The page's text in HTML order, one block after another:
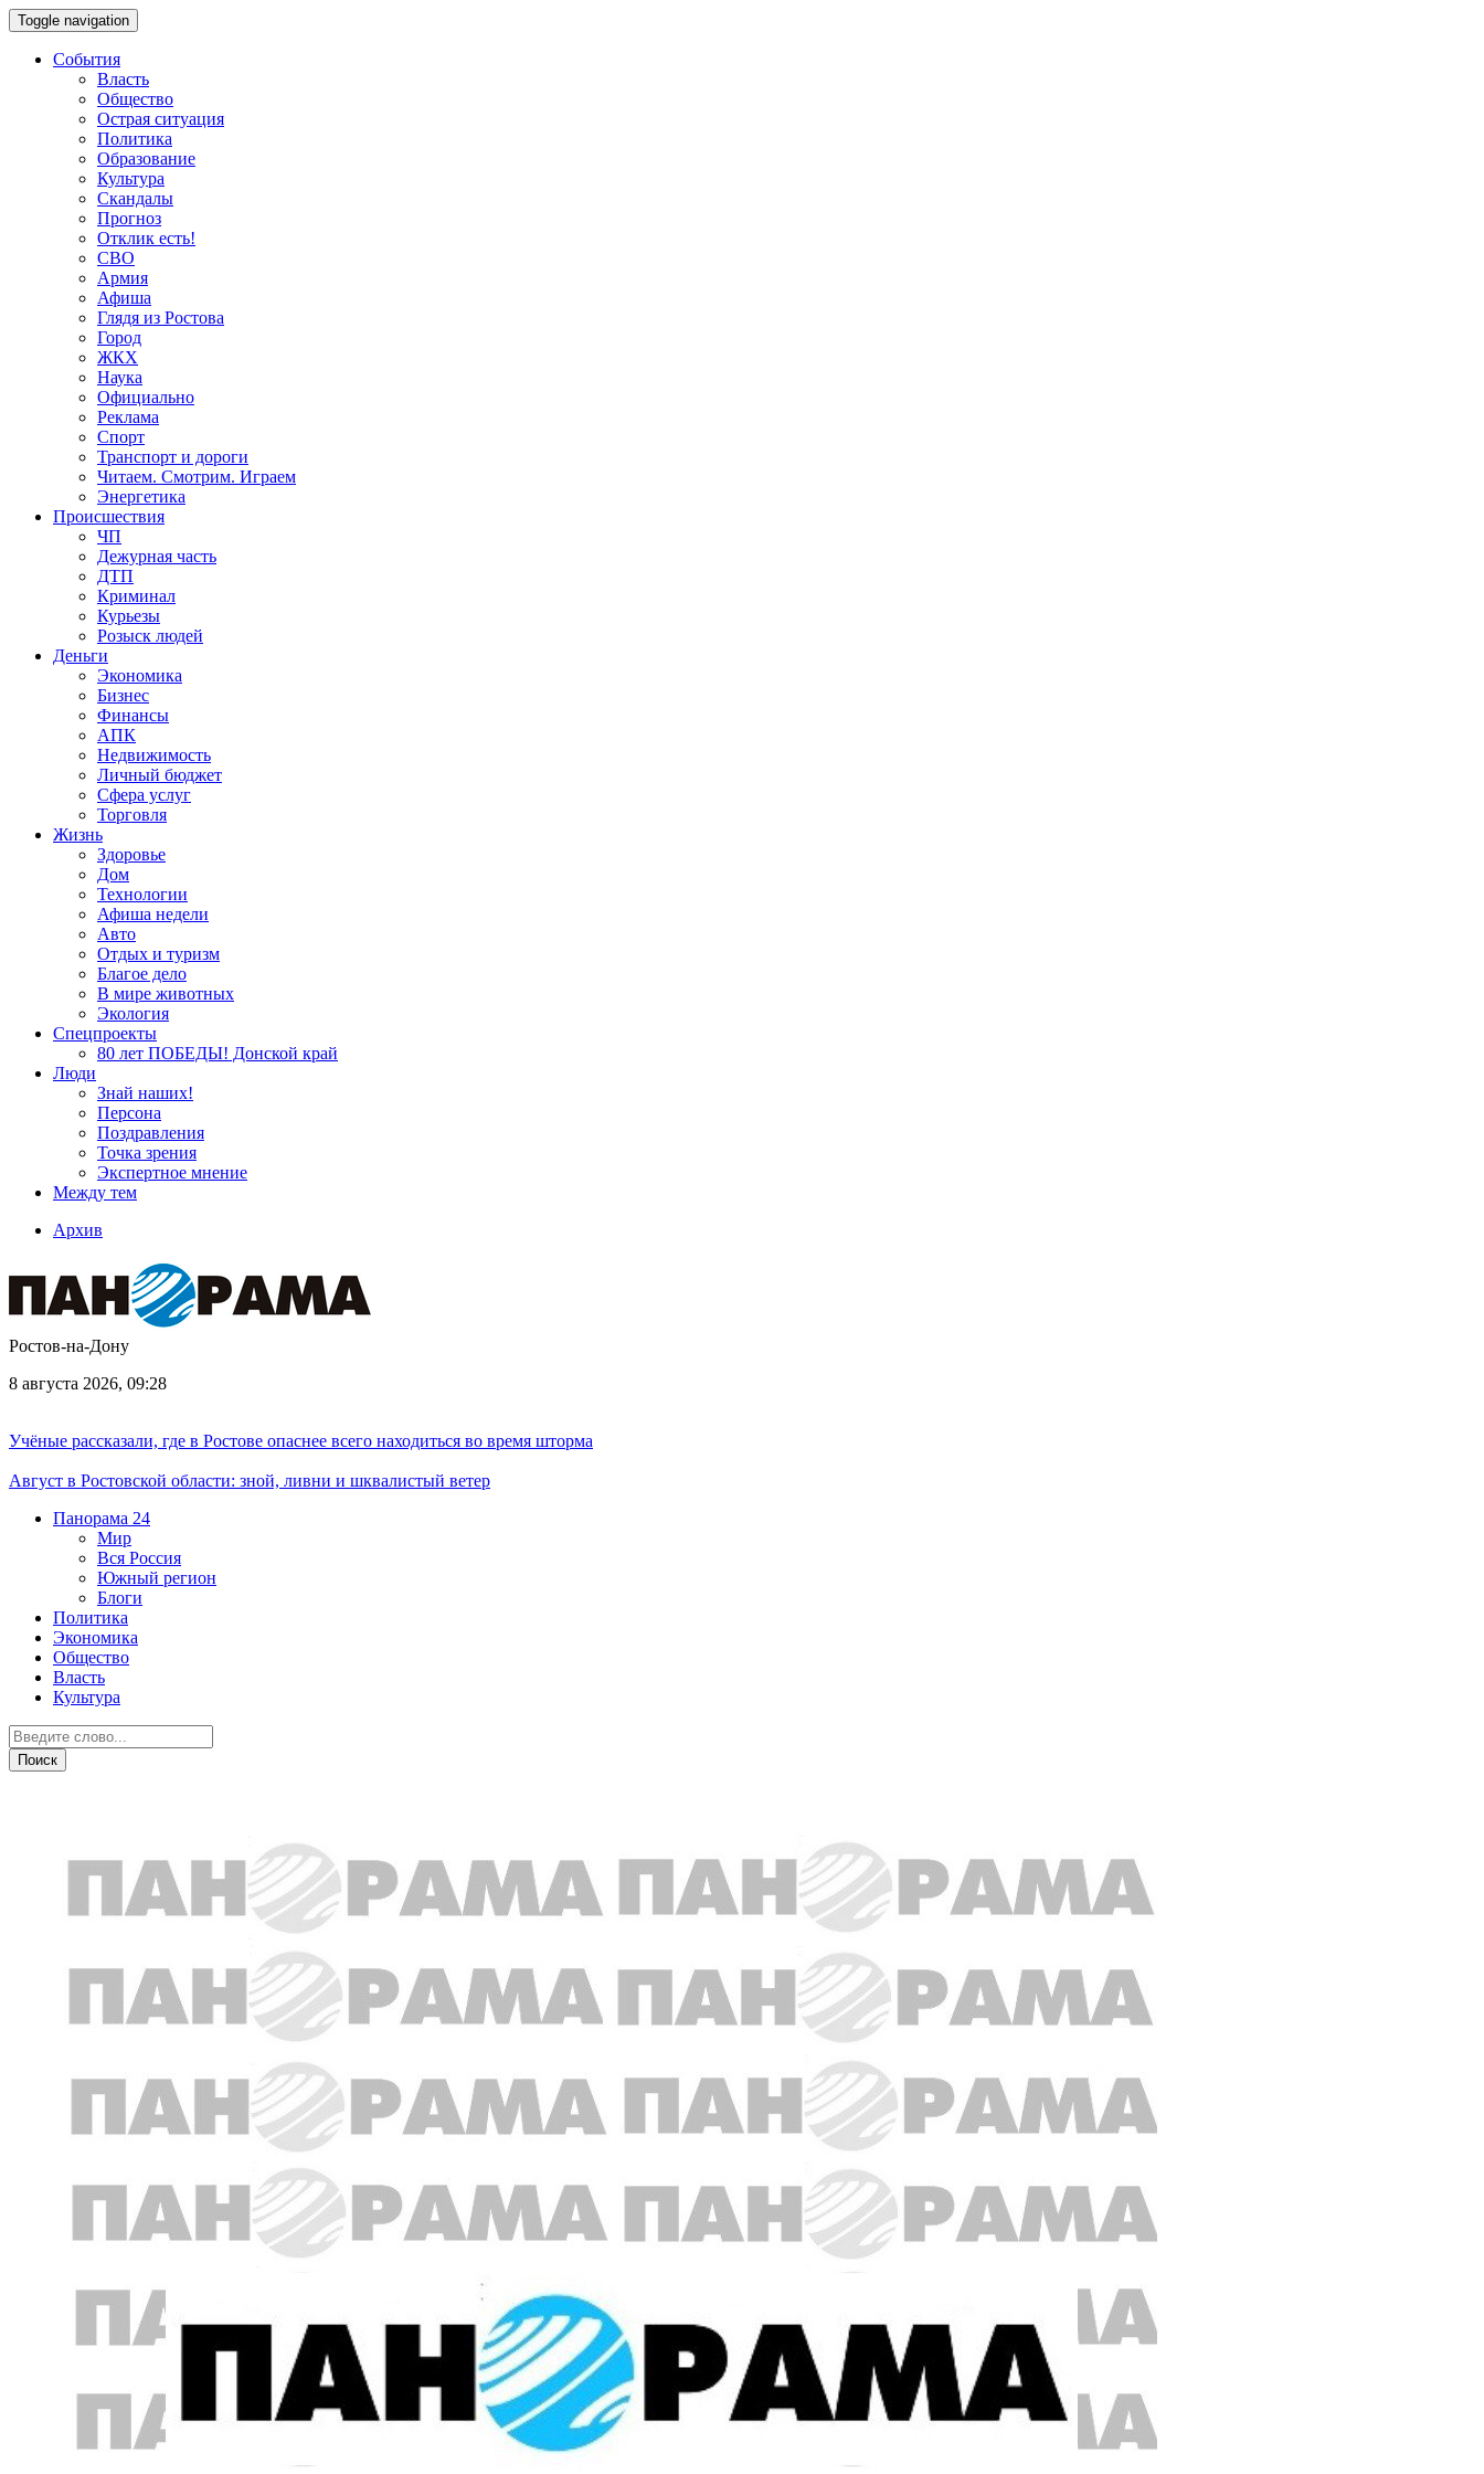
Toggle navigation
События
Власть
Общество
Острая ситуация
Политика
Образование
Культура
Скандалы
Прогноз
Отклик есть!
СВО
Армия
Афиша
Глядя из Ростова
Город
ЖКХ
Наука
Официально
Реклама
Спорт
Транспорт и дороги
Читаем. Смотрим. Играем
Энергетика
Происшествия
ЧП
Дежурная часть
ДТП
Криминал
Курьезы
Розыск людей
Деньги
Экономика
Бизнес
Финансы
АПК
Недвижимость
Личный бюджет
Сфера услуг
Торговля
Жизнь
Здоровье
Дом
Технологии
Афиша недели
Авто
Отдых и туризм
Благое дело
В мире животных
Экология
Спецпроекты
80 лет ПОБЕДЫ! Донской край
Люди
Знай наших!
Персона
Поздравления
Точка зрения
Экспертное мнение
Между тем
Архив
Ростов-на-Дону
8 августа 2026, 09:28
Учёные рассказали, где в Ростове опаснее всего находиться во время шторма
Август в Ростовской области: зной, ливни и шквалистый ветер
Панорама 24
Мир
Вся Россия
Южный регион
Блоги
Политика
Экономика
Общество
Власть
Культура